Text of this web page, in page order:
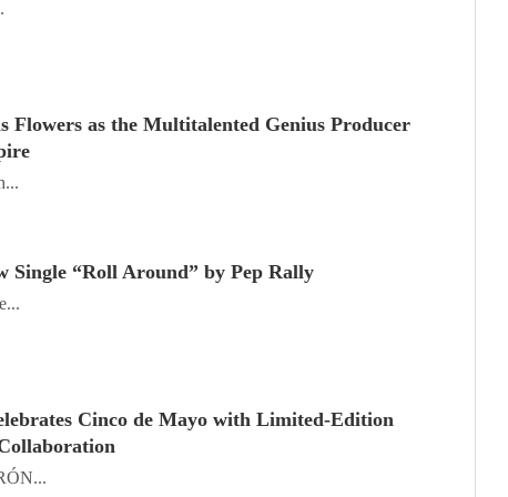
Flowers as the Multitalented Genius Producer
Single “Roll Around” by Pep Rally
Cinco de Mayo with Limited-Edition